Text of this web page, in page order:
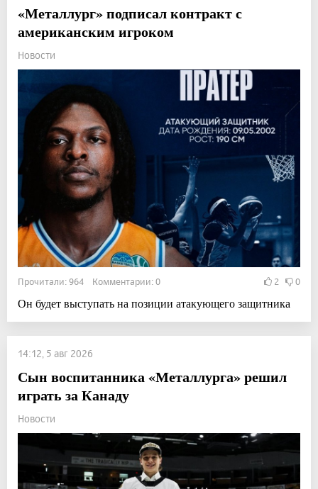
«Металлург» подписал контракт с
американским игроком
Новости
Прочитали: 964 Комментарии: 0 2 0
Он будет выступать на позиции атакующего защитника
14:12, 5 авг 2026
Сын воспитанника «Металлурга» решил
играть за Канаду
Новости